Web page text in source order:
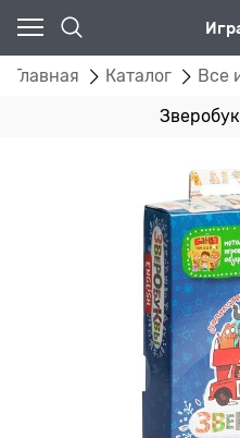
Главная Каталог Все